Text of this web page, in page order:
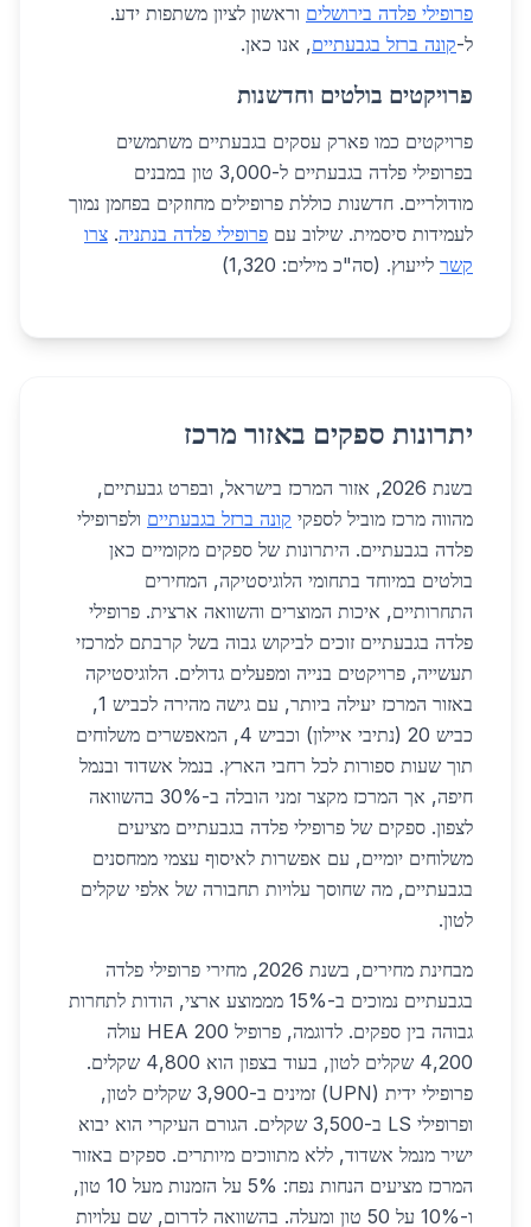
פרופילי פלדה בירושלים וראשון לציון משתפות ידע.
ל-קונה ברזל בגבעתיים, אנו כאן.
פרויקטים בולטים וחדשנות
פרויקטים כמו פארק עסקים בגבעתיים משתמשים
בפרופילי פלדה בגבעתיים ל-3,000 טון במבנים
מודולריים. חדשנות כוללת פרופילים מחוזקים בפחמן נמוך
לעמידות סיסמית. שילוב עם פרופילי פלדה בנתניה. צרו
קשר לייעוץ. (סה"כ מילים: 1,320)
יתרונות ספקים באזור מרכז
בשנת 2026, אזור המרכז בישראל, ובפרט גבעתיים,
מהווה מרכז מוביל לספקי קונה ברזל בגבעתיים ולפרופילי
פלדה בגבעתיים. היתרונות של ספקים מקומיים כאן
בולטים במיוחד בתחומי הלוגיסטיקה, המחירים
התחרותיים, איכות המוצרים והשוואה ארצית. פרופילי
פלדה בגבעתיים זוכים לביקוש גבוה בשל קרבתם למרכזי
תעשייה, פרויקטים בנייה ומפעלים גדולים. הלוגיסטיקה
באזור המרכז יעילה ביותר, עם גישה מהירה לכביש 1,
כביש 20 (נתיבי איילון) וכביש 4, המאפשרים משלוחים
תוך שעות ספורות לכל רחבי הארץ. בנמל אשדוד ובנמל
חיפה, אך המרכז מקצר זמני הובלה ב-30% בהשוואה
לצפון. ספקים של פרופילי פלדה בגבעתיים מציעים
משלוחים יומיים, עם אפשרות לאיסוף עצמי ממחסנים
בגבעתיים, מה שחוסך עלויות תחבורה של אלפי שקלים
לטון.
מבחינת מחירים, בשנת 2026, מחירי פרופילי פלדה
בגבעתיים נמוכים ב-15% מממוצע ארצי, הודות לתחרות
גבוהה בין ספקים. לדוגמה, פרופיל HEA 200 עולה
4,200 שקלים לטון, בעוד בצפון הוא 4,800 שקלים.
פרופילי ידית (UPN) זמינים ב-3,900 שקלים לטון,
ופרופילי LS ב-3,500 שקלים. הגורם העיקרי הוא יבוא
ישיר מנמל אשדוד, ללא מתווכים מיותרים. ספקים באזור
המרכז מציעים הנחות נפח: 5% על הזמנות מעל 10 טון,
ו-10% על 50 טון ומעלה. בהשוואה לדרום, שם עלויות